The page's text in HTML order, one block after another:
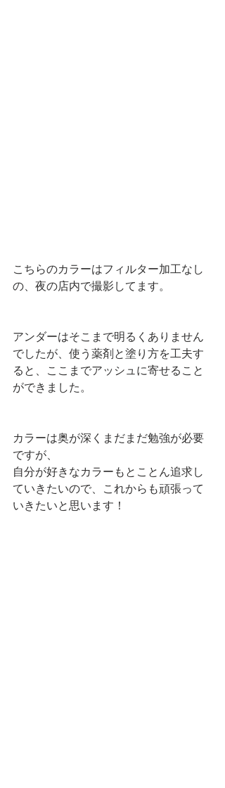
こちらのカラーはフィルター加工なし
の、夜の店内で撮影してます。
アンダーはそこまで明るくありません
でしたが、使う薬剤と塗り方を工夫す
ると、ここまでアッシュに寄せること
ができました。
カラーは奥が深くまだまだ勉強が必要
ですが、
自分が好きなカラーもとことん追求し
ていきたいので、これからも頑張って
いきたいと思います！